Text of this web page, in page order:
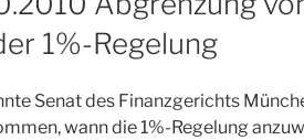
1%-Regelung
Senat des Finanzgerichts
wann die 1%-Regelung